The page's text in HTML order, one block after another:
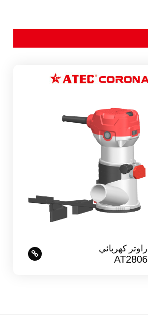
راوتر كهربائي
AT2806